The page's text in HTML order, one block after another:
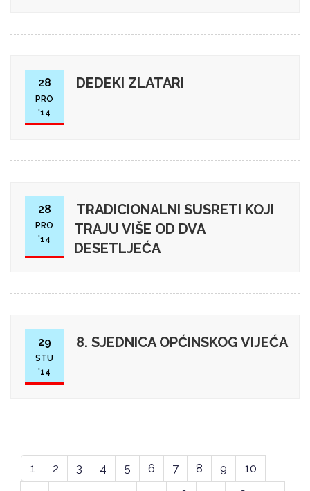
28
PRO
'14
DEDEKI ZLATARI
28
PRO
'14
TRADICIONALNI SUSRETI KOJI
TRAJU VIŠE OD DVA
DESETLJEĆA
29
STU
'14
8. SJEDNICA OPĆINSKOG VIJEĆA
1 2 3 4 5 6 7 8 9
10